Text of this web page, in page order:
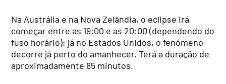
Na Austrália e na Nova Zelândia, o eclipse irá
começar entre as 19:00 e as 20:00 (dependendo do
fuso horário); já no Estados Unidos, o fenómeno
decorre já perto do amanhecer. Terá a duração de
aproximadamente 85 minutos.